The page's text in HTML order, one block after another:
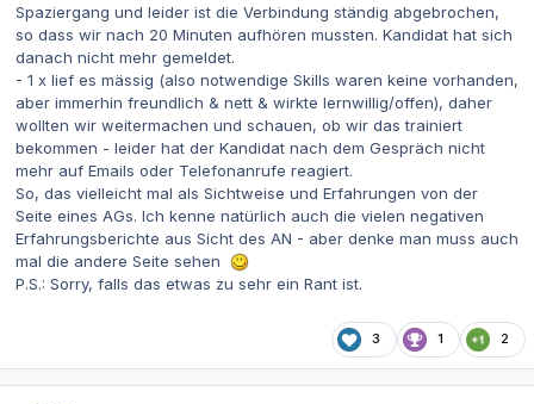
Spaziergang und leider ist die Verbindung ständig abgebrochen,
so dass wir nach 20 Minuten aufhören mussten. Kandidat hat sich
danach nicht mehr gemeldet.
- 1 x lief es mässig (also notwendige Skills waren keine vorhanden,
aber immerhin freundlich & nett & wirkte lernwillig/offen), daher
wollten wir weitermachen und schauen, ob wir das trainiert
bekommen - leider hat der Kandidat nach dem Gespräch nicht
mehr auf Emails oder Telefonanrufe reagiert.
So, das vielleicht mal als Sichtweise und Erfahrungen von der
Seite eines AGs. Ich kenne natürlich auch die vielen negativen
Erfahrungsberichte aus Sicht des AN - aber denke man muss auch
mal die andere Seite sehen
P.S.: Sorry, falls das etwas zu sehr ein Rant ist.
3 1 2